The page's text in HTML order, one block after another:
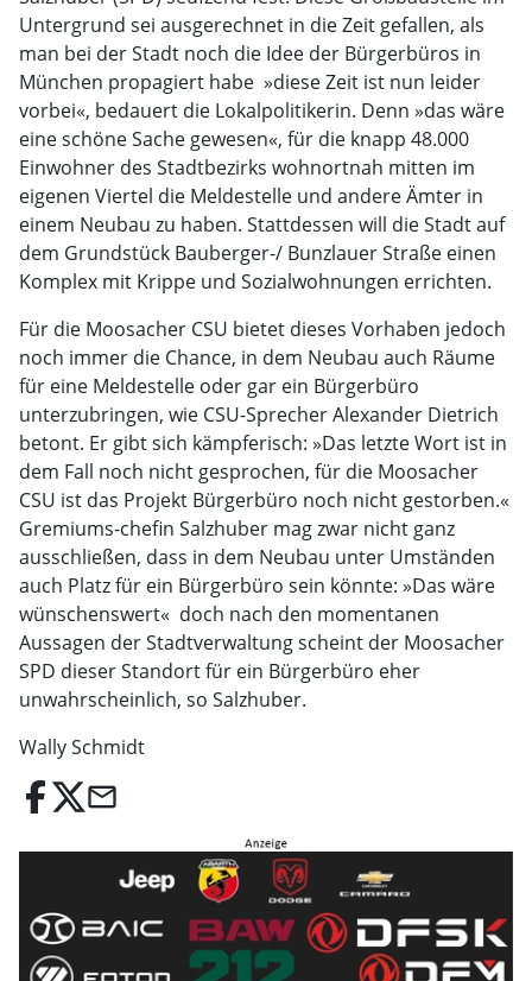
Untergrund sei ausgerechnet in die Zeit gefallen, als
man bei der Stadt noch die Idee der Bürgerbüros in
München propagiert habe  »diese Zeit ist nun leider
vorbei«, bedauert die Lokalpolitikerin. Denn »das wäre
eine schöne Sache gewesen«, für die knapp 48.000
Einwohner des Stadtbezirks wohnortnah mitten im
eigenen Viertel die Meldestelle und andere Ämter in
einem Neubau zu haben. Stattdessen will die Stadt auf
dem Grundstück Bauberger-/ Bunzlauer Straße einen
Komplex mit Krippe und Sozialwohnungen errichten.
Für die Moosacher CSU bietet dieses Vorhaben jedoch
noch immer die Chance, in dem Neubau auch Räume
für eine Meldestelle oder gar ein Bürgerbüro
unterzubringen, wie CSU-Sprecher Alexander Dietrich
betont. Er gibt sich kämpferisch: »Das letzte Wort ist in
dem Fall noch nicht gesprochen, für die Moosacher
CSU ist das Projekt Bürgerbüro noch nicht gestorben.«
Gremiums-chefin Salzhuber mag zwar nicht ganz
ausschließen, dass in dem Neubau unter Umständen
auch Platz für ein Bürgerbüro sein könnte: »Das wäre
wünschenswert«  doch nach den momentanen
Aussagen der Stadtverwaltung scheint der Moosacher
SPD dieser Standort für ein Bürgerbüro eher
unwahrscheinlich, so Salzhuber.
Wally Schmidt
email